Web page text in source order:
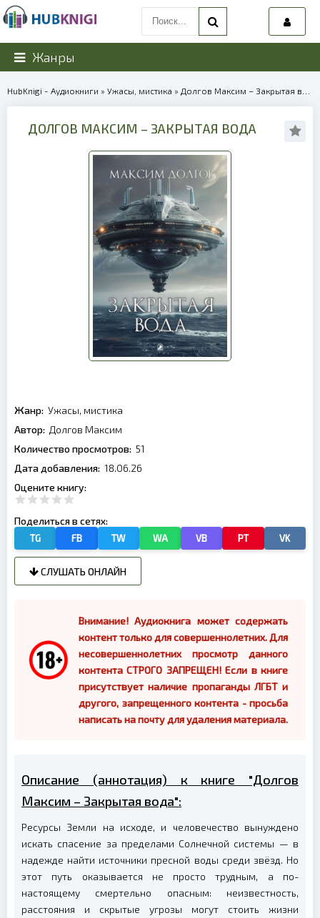
Жанры
HubKnigi - Аудиокниги » Ужасы, мистика » Долгов Максим – Закрытая вода | 40183
ДОЛГОВ МАКСИМ – ЗАКРЫТАЯ ВОДА
Жанр: Ужасы, мистика
Автор: Долгов Максим
Количество просмотров: 51
Дата добавления: 18.06.26
Оцените книгу:
Поделиться в сетях:
TG FB TW WA VB PT VK
СЛУШАТЬ ОНЛАЙН
Внимание! Аудиокнига может содержать
контент только для совершеннолетних. Для
несовершеннолетних просмотр данного
контента СТРОГО ЗАПРЕЩЕН! Если в книге
присутствует наличие пропаганды ЛГБТ и
другого, запрещенного контента - просьба
написать на почту для удаления материала.
Описание (аннотация) к книге "Долгов
Максим – Закрытая вода":
Ресурсы Земли на исходе, и человечество вынуждено
искать спасение за пределами Солнечной системы — в
надежде найти источники пресной воды среди звёзд. Но
этот путь оказывается не просто трудным, а по-
настоящему смертельно опасным: неизвестность,
расстояния и скрытые угрозы могут стоить жизни